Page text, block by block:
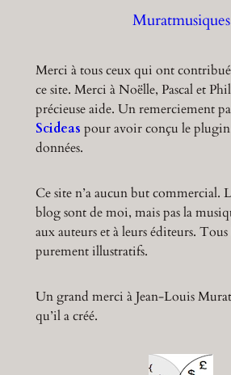
Muratmusiques
Merci à tous ceux qui ont
ce site. Merci à Noëlle, Pascal et
précieuse aide. Un remerciement
Scideas pour avoir conçu le plugin
données.
Ce site n’a aucun but commercial.
blog sont de moi, mais pas la
aux auteurs et à leurs éditeurs.
purement illustratifs.
Un grand merci à Jean-Louis
qu’il a créé.